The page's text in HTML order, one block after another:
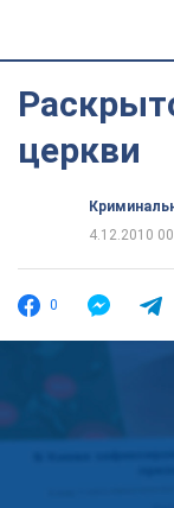
церкви
4.12.2010
0